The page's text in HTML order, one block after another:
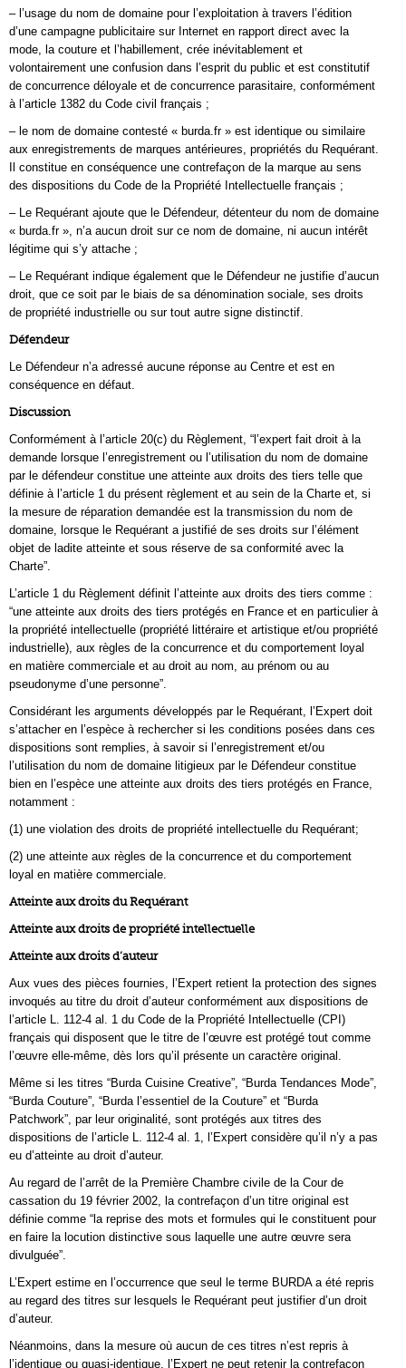
– l’usage du nom de domaine pour l’exploitation à travers l’édition
d’une campagne publicitaire sur Internet en rapport direct avec la
mode, la couture et l’habillement, crée inévitablement et
volontairement une confusion dans l’esprit du public et est constitutif
de concurrence déloyale et de concurrence parasitaire, conformément
à l’article 1382 du Code civil français ;
– le nom de domaine contesté « burda.fr » est identique ou similaire
aux enregistrements de marques antérieures, propriétés du Requérant.
Il constitue en conséquence une contrefaçon de la marque au sens
des dispositions du Code de la Propriété Intellectuelle français ;
– Le Requérant ajoute que le Défendeur, détenteur du nom de domaine
« burda.fr », n’a aucun droit sur ce nom de domaine, ni aucun intérêt
légitime qui s’y attache ;
– Le Requérant indique également que le Défendeur ne justifie d’aucun
droit, que ce soit par le biais de sa dénomination sociale, ses droits
de propriété industrielle ou sur tout autre signe distinctif.
Défendeur
Le Défendeur n’a adressé aucune réponse au Centre et est en
conséquence en défaut.
Discussion
Conformément à l’article 20(c) du Règlement, “l’expert fait droit à la
demande lorsque l’enregistrement ou l’utilisation du nom de domaine
par le défendeur constitue une atteinte aux droits des tiers telle que
définie à l’article 1 du présent règlement et au sein de la Charte et, si
la mesure de réparation demandée est la transmission du nom de
domaine, lorsque le Requérant a justifié de ses droits sur l’élément
objet de ladite atteinte et sous réserve de sa conformité avec la
Charte”.
L’article 1 du Règlement définit l’atteinte aux droits des tiers comme :
“une atteinte aux droits des tiers protégés en France et en particulier à
la propriété intellectuelle (propriété littéraire et artistique et/ou propriété
industrielle), aux règles de la concurrence et du comportement loyal
en matière commerciale et au droit au nom, au prénom ou au
pseudonyme d’une personne”.
Considérant les arguments développés par le Requérant, l’Expert doit
s’attacher en l’espèce à rechercher si les conditions posées dans ces
dispositions sont remplies, à savoir si l’enregistrement et/ou
l’utilisation du nom de domaine litigieux par le Défendeur constitue
bien en l’espèce une atteinte aux droits des tiers protégés en France,
notamment :
(1) une violation des droits de propriété intellectuelle du Requérant;
(2) une atteinte aux règles de la concurrence et du comportement
loyal en matière commerciale.
Atteinte aux droits du Requérant
Atteinte aux droits de propriété intellectuelle
Atteinte aux droits d’auteur
Aux vues des pièces fournies, l’Expert retient la protection des signes
invoqués au titre du droit d’auteur conformément aux dispositions de
l’article L. 112-4 al. 1 du Code de la Propriété Intellectuelle (CPI)
français qui disposent que le titre de l’œuvre est protégé tout comme
l’œuvre elle-même, dès lors qu’il présente un caractère original.
Même si les titres “Burda Cuisine Creative”, “Burda Tendances Mode”,
“Burda Couture”, “Burda l’essentiel de la Couture” et “Burda
Patchwork”, par leur originalité, sont protégés aux titres des
dispositions de l’article L. 112-4 al. 1, l’Expert considère qu’il n’y a pas
eu d’atteinte au droit d’auteur.
Au regard de l’arrêt de la Première Chambre civile de la Cour de
cassation du 19 février 2002, la contrefaçon d’un titre original est
définie comme “la reprise des mots et formules qui le constituent pour
en faire la locution distinctive sous laquelle une autre œuvre sera
divulguée”.
L’Expert estime en l’occurrence que seul le terme BURDA a été repris
au regard des titres sur lesquels le Requérant peut justifier d’un droit
d’auteur.
Néanmoins, dans la mesure où aucun de ces titres n’est repris à
l’identique ou quasi-identique, l’Expert ne peut retenir la contrefaçon